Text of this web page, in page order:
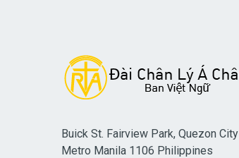
Buick St. Fairview Park, Quezon City
Metro Manila 1106 Philippines